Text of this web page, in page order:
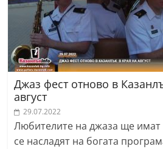
Джаз фест отново в
август
29.07.2022
Любителите на джаза ще
се насладят на богата